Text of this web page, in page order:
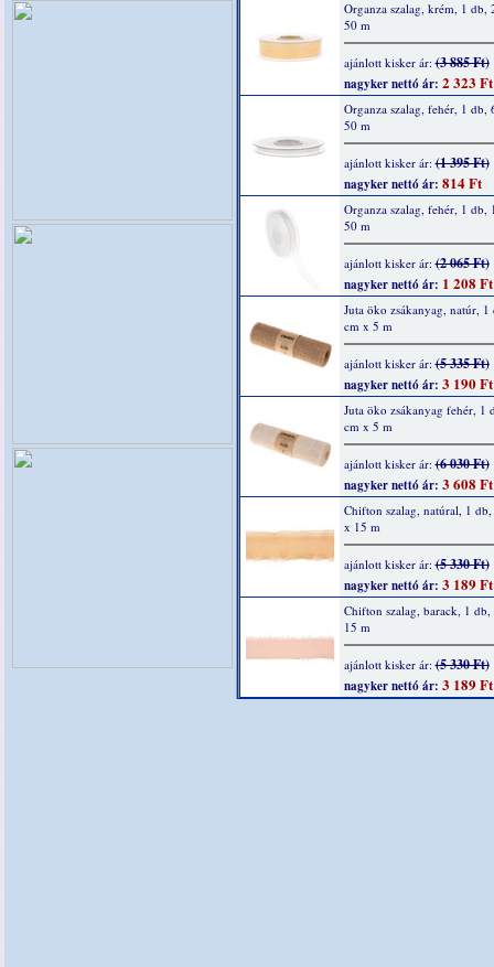
Organza szalag, krém, 1 db,
50 m
ajánlott kisker ár:(3 885 Ft)
nagyker nettó ár: 2 323 Ft
Organza szalag, fehér, 1 db,
50 m
ajánlott kisker ár:(1 395 Ft)
nagyker nettó ár: 814 Ft
Organza szalag, fehér, 1 db,
50 m
ajánlott kisker ár:(2 065 Ft)
nagyker nettó ár: 1 208 Ft
Juta öko zsákanyag, natúr, 1
cm x 5 m
ajánlott kisker ár:(5 335 Ft)
nagyker nettó ár: 3 190 Ft
Juta öko zsákanyag fehér, 1
cm x 5 m
ajánlott kisker ár:(6 030 Ft)
nagyker nettó ár: 3 608 Ft
Chifton szalag, natúral, 1
x 15 m
ajánlott kisker ár:(5 330 Ft)
nagyker nettó ár: 3 189 Ft
Chifton szalag, barack, 1
15 m
ajánlott kisker ár:(5 330 Ft)
nagyker nettó ár: 3 189 Ft